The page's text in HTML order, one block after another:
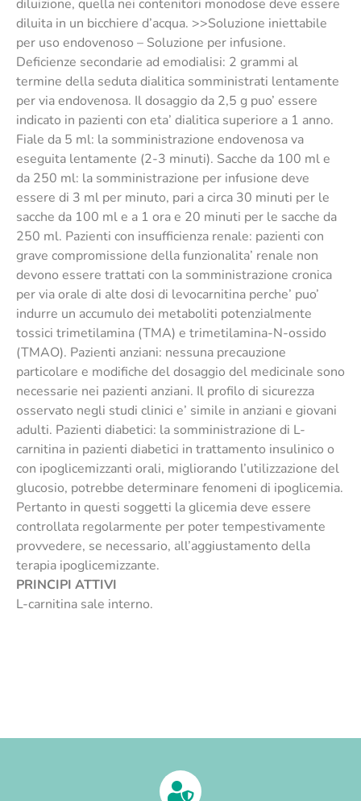
diluizione, quella nei contenitori monodose deve essere
diluita in un bicchiere d’acqua. >>Soluzione iniettabile
per uso endovenoso – Soluzione per infusione.
Deficienze secondarie ad emodialisi: 2 grammi al
termine della seduta dialitica somministrati lentamente
per via endovenosa. Il dosaggio da 2,5 g puo’ essere
indicato in pazienti con eta’ dialitica superiore a 1 anno.
Fiale da 5 ml: la somministrazione endovenosa va
eseguita lentamente (2-3 minuti). Sacche da 100 ml e
da 250 ml: la somministrazione per infusione deve
essere di 3 ml per minuto, pari a circa 30 minuti per le
sacche da 100 ml e a 1 ora e 20 minuti per le sacche da
250 ml. Pazienti con insufficienza renale: pazienti con
grave compromissione della funzionalita’ renale non
devono essere trattati con la somministrazione cronica
per via orale di alte dosi di levocarnitina perche’ puo’
indurre un accumulo dei metaboliti potenzialmente
tossici trimetilamina (TMA) e trimetilamina-N-ossido
(TMAO). Pazienti anziani: nessuna precauzione
particolare e modifiche del dosaggio del medicinale sono
necessarie nei pazienti anziani. Il profilo di sicurezza
osservato negli studi clinici e’ simile in anziani e giovani
adulti. Pazienti diabetici: la somministrazione di L-
carnitina in pazienti diabetici in trattamento insulinico o
con ipoglicemizzanti orali, migliorando l’utilizzazione del
glucosio, potrebbe determinare fenomeni di ipoglicemia.
Pertanto in questi soggetti la glicemia deve essere
controllata regolarmente per poter tempestivamente
provvedere, se necessario, all’aggiustamento della
terapia ipoglicemizzante.
PRINCIPI ATTIVI
L-carnitina sale interno.